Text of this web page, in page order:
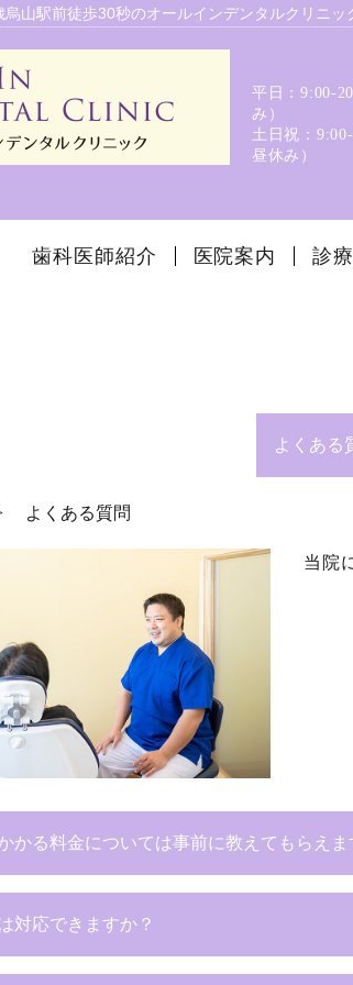
山駅前徒歩30秒のオールインデンタルクリニッ
平日：9:00-
み）
土日祝：
昼休み）
歯科医師紹介 医院案内 診
よくある
よくある質問
当院
かる料金については事前に教えてもらえま
対応できますか？